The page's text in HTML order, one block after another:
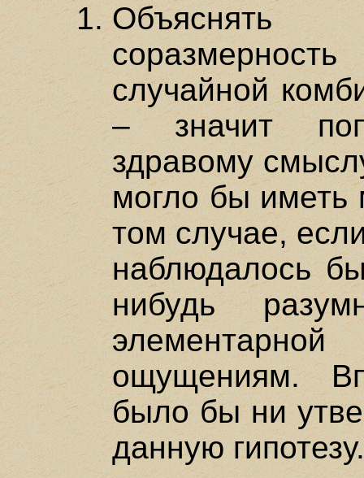
Объяснять
случайной
– значит
здравому
могло бы иметь
том случае,
наблюдалось
нибудь
ощущениям.
было бы ни
данную гипотезу.